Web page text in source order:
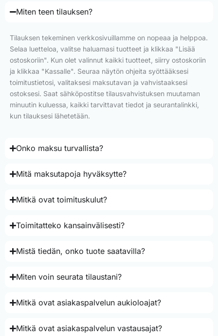
Miten teen tilauksen?
Tilauksen tekeminen verkkosivuillamme on nopeaa ja helppoa.
Selaa luetteloa, valitse haluamasi tuotteet ja klikkaa "Lisää
ostoskoriin". Kun olet valinnut kaikki tuotteet, siirry ostoskoriin
ja klikkaa "Kassalle". Seuraa näytön ohjeita syöttääksesi
toimitustietosi, valitaksesi maksutavan ja vahvistaaksesi
ostoksesi. Saat sähköpostitse tilausvahvistuksen muutaman
minuutin kuluessa, kaikki tarvittavat tiedot ja seurantalinkki,
kun tilauksesi lähetetään.
Onko maksu turvallista?
Mitä maksutapoja hyväksytte?
Mitkä ovat toimituskulut?
Toimitatteko kansainvälisesti?
Mistä tiedän, onko tuote saatavilla?
Miten voin seurata tilaustani?
Mitkä ovat asiakaspalvelun aukioloajat?
Mitkä ovat asiakaspalvelun vastausajat?